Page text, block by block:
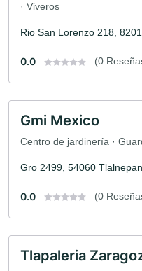
· Viveros
Rio San Lorenzo 218,
0.0 (0
Gmi Mexico
Centro de jardinería ·
Gro 2499, 54060
0.0 (0
Tlapaleria